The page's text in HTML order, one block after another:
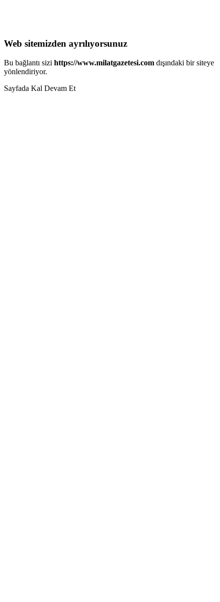
Web sitemizden ayrılıyorsunuz
Bu bağlantı sizi https://www.milatgazetesi.com dışındaki bir siteye
yönlendiriyor.
Sayfada Kal Devam Et